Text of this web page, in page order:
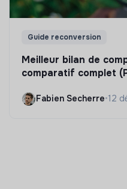
Guide reconversion
Meilleur bilan de
comparatif complet
Fabien Secherre•12